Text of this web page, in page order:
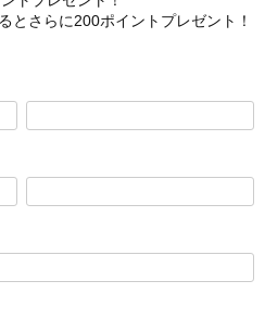
とさらに200ポイントプレゼント！